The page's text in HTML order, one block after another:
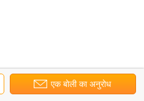
एक बोली का अनुरोध